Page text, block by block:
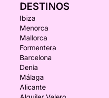
DESTINOS
Ibiza
Menorca
Mallorca
Formentera
Barcelona
Denia
Málaga
Alicante